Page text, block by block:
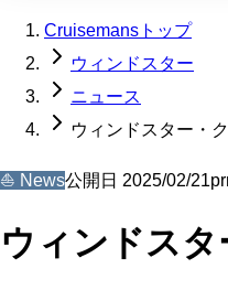
Cruisemansトップ
ウィンドスター
ニュース
ウィンドスター・
⛵ News公開日 2025/02/21
ウィンドス